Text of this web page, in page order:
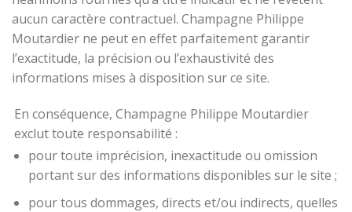
aucun caractère contractuel. Champagne Philippe
Moutardier ne peut en effet parfaitement garantir
l’exactitude, la précision ou l’exhaustivité des
informations mises à disposition sur ce site.
En conséquence, Champagne Philippe Moutardier
exclut toute responsabilité :
pour toute imprécision, inexactitude ou omission
portant sur des informations disponibles sur le site ;
pour tous dommages, directs et/ou indirects, quelles